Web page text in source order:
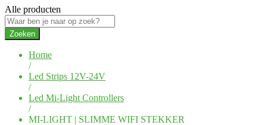
Alle producten
Zoeken
Home
/
Led Strips 12V-24V
/
Led Mi-Light Controllers
/
MI-LIGHT | SLIMME WIFI STEKKER